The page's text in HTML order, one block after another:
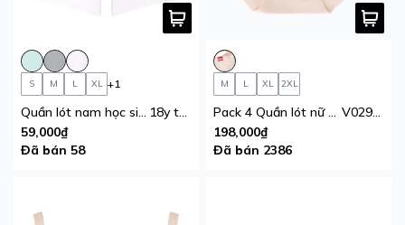
S M L XL +1
Quần lót nam học sinh bé trai iBasic 10y
18y thun lạnh phom trunk
59,000₫
Đã bán 58
M L XL 2XL
Pack 4 Quần lót nữ su không đường may iBasic lưng cao vừa không lộ viền free cut phom hipster
V029_PA4
198,000₫
Đã bán 2386